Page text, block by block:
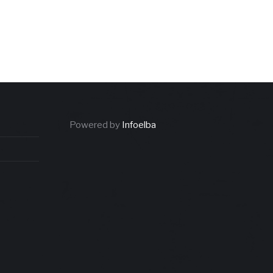
Powered by Infoelba